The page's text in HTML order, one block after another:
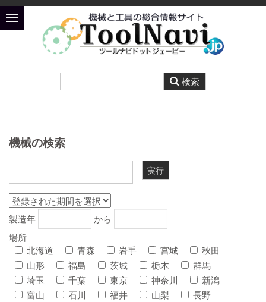
機械の検索
製造年
から
場所
北海道
青森 岩手 宮城
秋田
山形
福島 茨城 栃木
群馬
埼玉
千葉 東京 神奈川
新潟
富山
石川 福井 山梨
長野